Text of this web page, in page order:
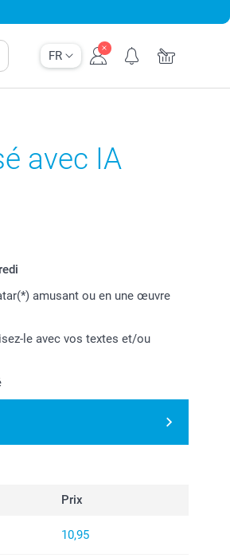
FR
avec IA
amusant ou en une œuvre
le avec vos textes et/ou
Prix
10,95